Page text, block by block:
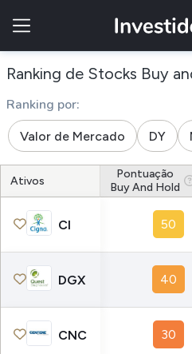
Ranking de Stocks Buy
Ranking por:
Valor de Mercado DY
Ativos
Pontuação
Buy And Hold
CI 50
DGX 40
CNC 30